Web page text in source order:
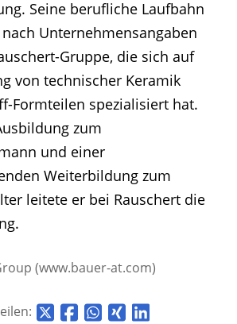
Seine berufliche Laufbahn
Unternehmensangaben
Gruppe, die sich auf
von technischer Keramik
Formteilen spezialisiert hat.
zum
und einer
Weiterbildung zum
leitete er bei Rauschert die
(www.bauer-at.com)